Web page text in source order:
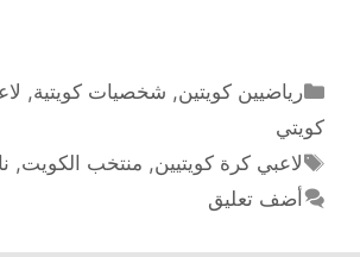
العزيزالتصنيفات
رياضيين كويتين, شخصيات كويتية,
كويتي
الوسوم
لاعبي كرة كويتيين, منتخب الكويت,
أضف تعليق